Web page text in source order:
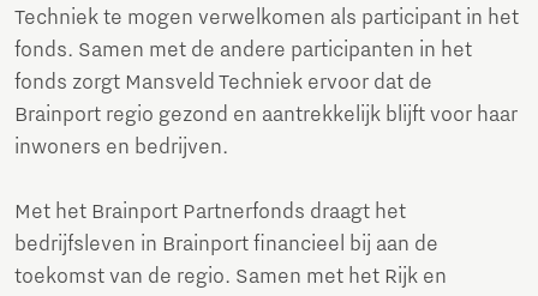
Techniek te mogen verwelkomen als participant in het
fonds. Samen met de andere participanten in het
fonds zorgt Mansveld Techniek ervoor dat de
Brainport regio gezond en aantrekkelijk blijft voor haar
inwoners en bedrijven.
Met het Brainport Partnerfonds draagt het
bedrijfsleven in Brainport financieel bij aan de
toekomst van de regio. Samen met het Rijk en